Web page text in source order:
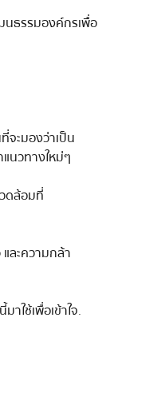
นธรรมองค์กรเพื่อ
นที่จะมองว่าเป็น
นวทางใหม่ๆ
ดล้อมที่
ละความกล้า
ใช้เพื่อเข้าใจ.